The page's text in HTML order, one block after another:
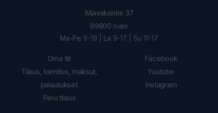
Oma tili
Tilaus, toimitus, maksut,
palautukset
Peru tilaus
Männiköntie 37
99800 Ivalo
Ma-Pe 9-19 | La 9-17 | Su 11-17
Facebook
Youtube
Instagram